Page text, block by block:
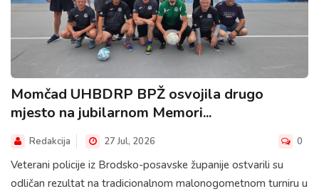
Momčad UHBDRP BPŽ osvojila drugo
mjesto na jubilarnom Memori...
Redakcija 27 Jul, 2026 0
Veterani policije iz Brodsko-posavske županije ostvarili su
odličan rezultat na tradicionalnom malonogometnom turniru u